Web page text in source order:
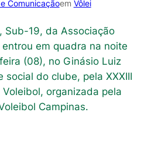
Comunicaçãoem Vôlei
Sub-19, da Associação
em quadra na noite
(08), no Ginásio Luiz
social do clube, pela XXXIII
Voleibol, organizada pela
Campinas.